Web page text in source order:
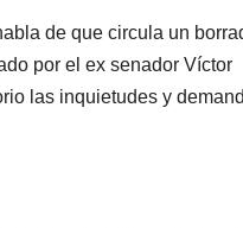
de que circula un
por el ex senador Víctor
las inquietudes y